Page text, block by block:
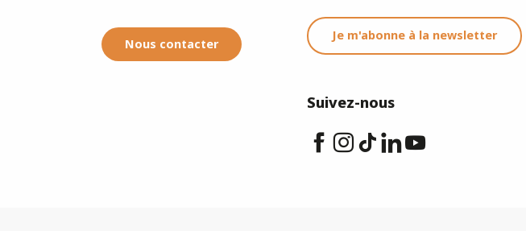
Nous contacter
Je m'abonne à la newsletter
Suivez-nous